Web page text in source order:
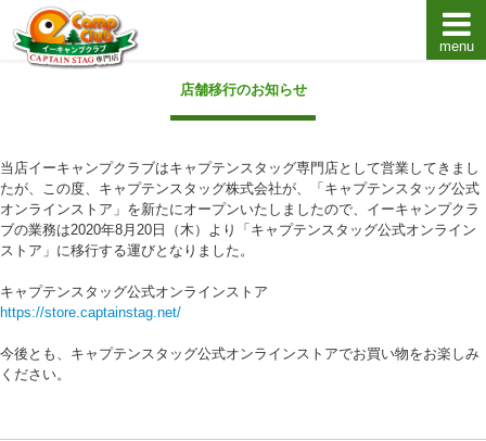
キャプテンスタッグキャンプ用品通販店【eキャンプ
menu
店舗移行のお知らせ
当店イーキャンプクラブはキャプテンスタッグ専門店として営業してきまし
たが、この度、キャプテンスタッグ株式会社が、「キャプテンスタッグ公式
オンラインストア」を新たにオープンいたしましたので、イーキャンプクラ
ブの業務は2020年8月20日（木）より「キャプテンスタッグ公式オンライン
ストア」に移行する運びとなりました。
キャプテンスタッグ公式オンラインストア
https://store.captainstag.net/
今後とも、キャプテンスタッグ公式オンラインストアでお買い物をお楽しみ
ください。